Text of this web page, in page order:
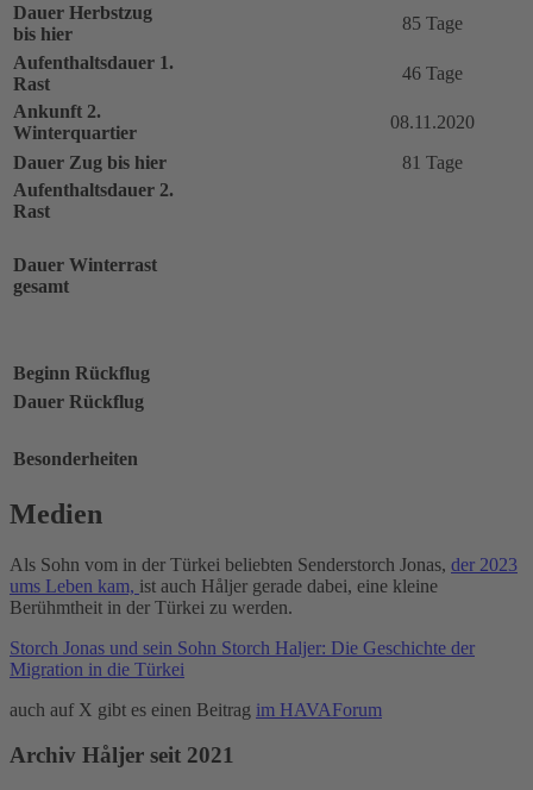
Dauer Herbstzug
bis hier
85 Tage
Aufenthaltsdauer 1.
Rast
46 Tage
Ankunft 2.
Winterquartier
08.11.2020
Dauer Zug bis hier
81 Tage
Aufenthaltsdauer 2.
Rast
Dauer Winterrast
gesamt
Beginn Rückflug
Dauer Rückflug
Besonderheiten
Medien
Als Sohn vom in der Türkei beliebten Senderstorch Jonas, der 2023
ums Leben kam, ist auch Håljer gerade dabei, eine kleine
Berühmtheit in der Türkei zu werden.
Storch Jonas und sein Sohn Storch Haljer: Die Geschichte der
Migration in die Türkei
auch auf X gibt es einen Beitrag im HAVAForum
Archiv Håljer seit 2021